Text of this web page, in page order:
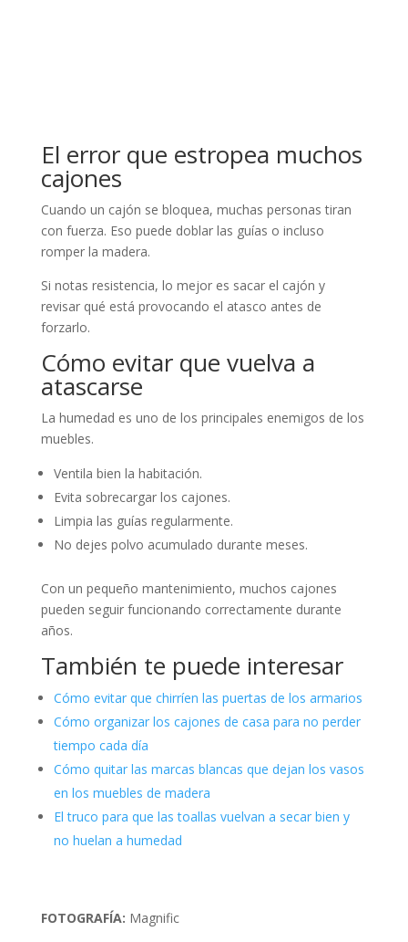
El error que estropea muchos
cajones
Cuando un cajón se bloquea, muchas personas tiran
con fuerza. Eso puede doblar las guías o incluso
romper la madera.
Si notas resistencia, lo mejor es sacar el cajón y
revisar qué está provocando el atasco antes de
forzarlo.
Cómo evitar que vuelva a
atascarse
La humedad es uno de los principales enemigos de los
muebles.
Ventila bien la habitación.
Evita sobrecargar los cajones.
Limpia las guías regularmente.
No dejes polvo acumulado durante meses.
Con un pequeño mantenimiento, muchos cajones
pueden seguir funcionando correctamente durante
años.
También te puede interesar
Cómo evitar que chirríen las puertas de los armarios
Cómo organizar los cajones de casa para no perder
tiempo cada día
Cómo quitar las marcas blancas que dejan los vasos
en los muebles de madera
El truco para que las toallas vuelvan a secar bien y
no huelan a humedad
FOTOGRAFÍA: Magnific